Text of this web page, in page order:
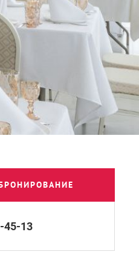
45-13